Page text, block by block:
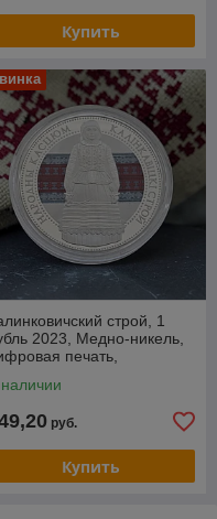
Купить
строй, 1
2023, Медно-никель,
печать,
руб.
Купить